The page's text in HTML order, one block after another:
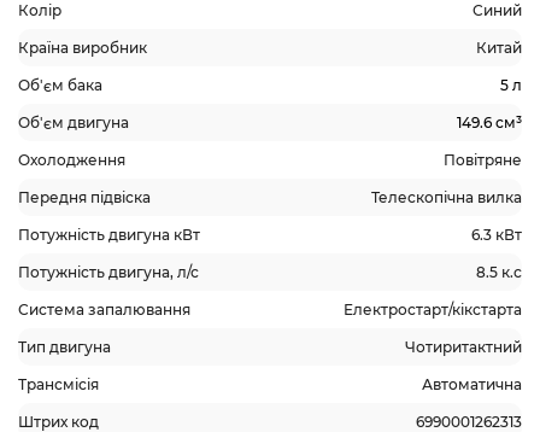
Колір Синий
Країна виробник Китай
Об'єм бака 5 л
Об'єм двигуна 149.6 см³
Охолодження Повітряне
Передня підвіска Телескопічна вилка
Потужність двигуна кВт 6.3 кВт
Потужність двигуна, л/с 8.5 к.с
Система запалювання Електростарт/кікстарта
Тип двигуна Чотиритактний
Трансмісія Автоматична
Штрих код 6990001262313